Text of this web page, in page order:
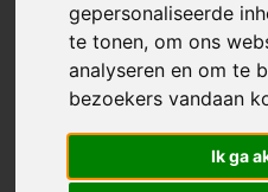
gepersonaliseerde
te tonen, om ons
analyseren en om te
bezoekers vandaan
Ik ga